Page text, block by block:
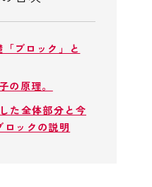
ブロック」と
の原理。
た全体部分と今
ックの説明